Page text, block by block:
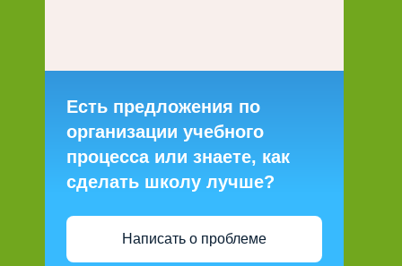
Есть предложения по
организации учебного
процесса или знаете, как
сделать школу лучше?
Написать о проблеме